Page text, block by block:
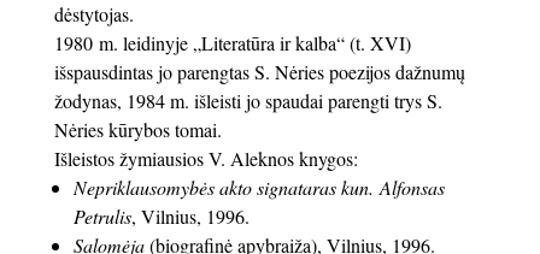
dėstytojas.
1980 m. leidinyje „Literatūra ir kalba“ (t. XVI)
išspausdintas jo parengtas S. Nėries poezijos dažnumų
žodynas, 1984 m. išleisti jo spaudai parengti trys S.
Nėries kūrybos tomai.
Išleistos žymiausios V. Aleknos knygos:
Nepriklausomybės akto signataras kun. Alfonsas
Petrulis, Vilnius, 1996.
Salomėja(biografinė apybraiža), Vilnius, 1996.